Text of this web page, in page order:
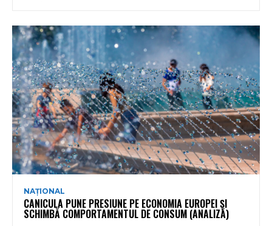
NAȚIONAL
CANICULA PUNE PRESIUNE PE ECONOMIA EUROPEI ȘI
SCHIMBĂ COMPORTAMENTUL DE CONSUM (ANALIZĂ)